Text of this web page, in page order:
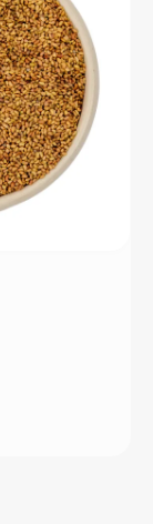
unavailable.)